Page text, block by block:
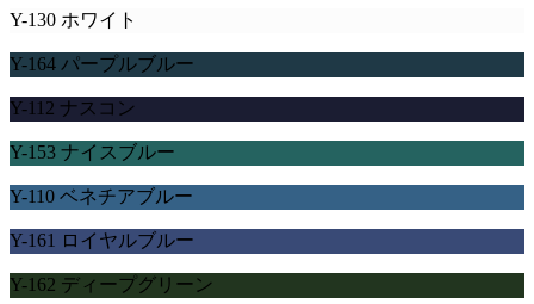
Y-130 ホワイト
Y-164 パープルブルー
Y-112 ナスコン
Y-153 ナイスブルー
Y-110 ベネチアブルー
Y-161 ロイヤルブルー
Y-162 ディープグリーン